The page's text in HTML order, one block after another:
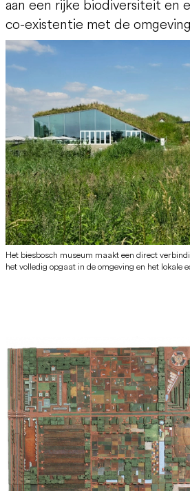
aan een rijke biodiversiteit en
co-existentie met de
Het biesbosch museum maakt een direct
het volledig opgaat in de omgeving en het lokale